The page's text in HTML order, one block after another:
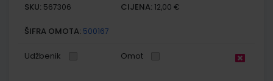
SKU: 567306 CIJENA: 12,00 €
ŠIFRA OMOTA: 500167
Udžbenik Omot